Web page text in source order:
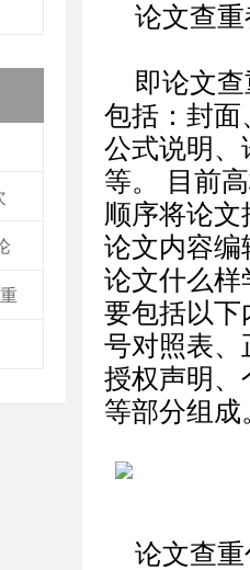
论文查
即论文
包括：封面
公式说明、
等。 目前
顺序将论
论文内容编
论文什么样
要包括以下
号对照表、
授权声明、
等部分组成
论文查